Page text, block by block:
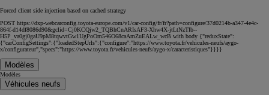
Forced client side injection based on cached strategy
POST https://dxp-webcarconfig.toyota-europe.com/v1/car-config/fr/fr?path=configure/37d0214b-a347-4e4c-
864f-d14df8086d90&gclid=Cj0KCQjw2_TQBhCnARIsAF3-Xhw4X-jtLtNzTlb--
H5P_va0gj0gaU9pM8tqwvtGw1UgPoOm546O68caAmZuEALw_wcB with body {"reduxState":
{"carConfigSettings":{"loadedStepUrls":{"configure":"https://www.toyota.fr/vehicules-neufs/aygo-
x/configurateur","specs":"https://www.toyota.fr/vehicules-neufs/aygo-x/caracteristiques"}}}}
Modèles
Modèles
Véhicules neufs